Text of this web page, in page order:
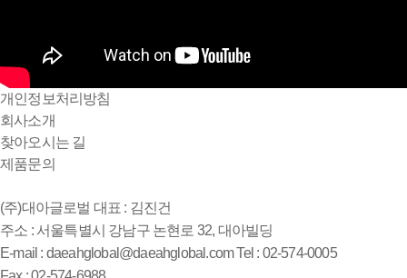
개인정보처리방침
회사소개
찾아오시는 길
제품문의
(주)대아글로벌 대표 : 김진건
주소 : 서울특별시 강남구 논현로 32, 대아빌딩
E-mail : daeahglobal@daeahglobal.comTel : 02-574-0005